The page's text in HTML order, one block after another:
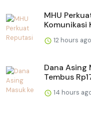
MHU
Komunikasi
12 hours ago
Dana Asing
Tembus
14 hours